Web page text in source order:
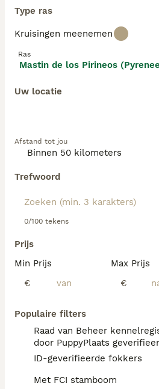
Type ras
Kruisingen meenemen
Ras
Mastin de los Pirineos
Uw locatie
Afstand tot jou
Trefwoord
0/100 tekens
Prijs
Min Prijs
€
Max Prijs
€
Populaire filters
Raad van Beheer
door PuppyPlaats
ID-geverifieerde fokkers
Met FCI stamboom